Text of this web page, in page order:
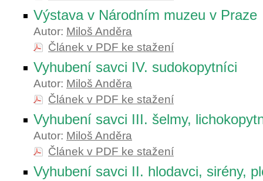
Výstava v Národním muzeu v Praze
Autor: Miloš Anděra
Článek v PDF ke stažení
Vyhubení savci IV. sudokopytníci
Autor: Miloš Anděra
Článek v PDF ke stažení
Vyhubení savci III. šelmy,
Autor: Miloš Anděra
Článek v PDF ke stažení
Vyhubení savci II. hlodavci, sirény,